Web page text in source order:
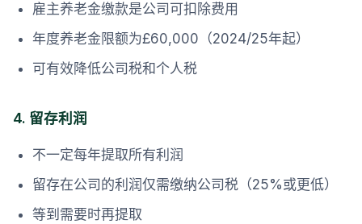
雇主养老金缴款是公司可扣除费用
年度养老金限额为£60,000（2024/25年起）
可有效降低公司税和个人税
4. 留存利润
不一定每年提取所有利润
留存在公司的利润仅需缴纳公司税（25%或更低）
等到需要时再提取